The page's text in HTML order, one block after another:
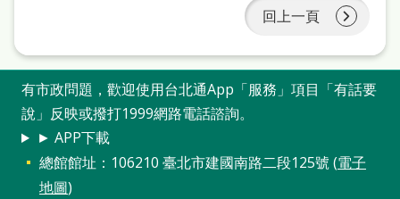
入
市
圖
網
回上一頁
有市政問題，歡迎使用台北通App「服務」項目「有話要
說」反映或撥打1999網路電話諮詢。
► APP下載
總館館址：106210 臺北市建國南路二段125號 (電子
地圖)